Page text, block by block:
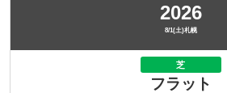
2026
8/1(土)札幌
芝
フラット